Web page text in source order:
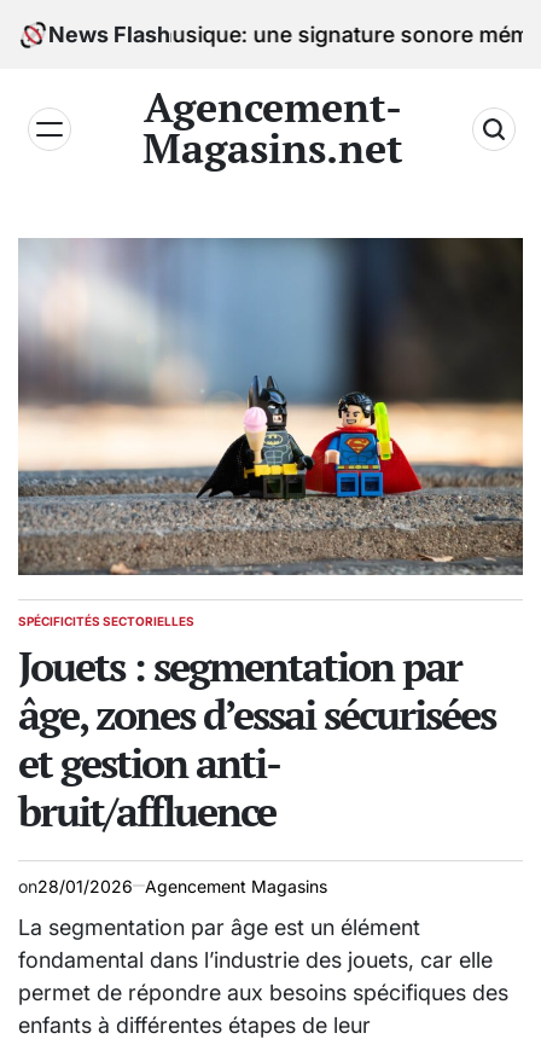
News Flash
la musique: une signature sonore mémorable
Agencement-
Magasins.net
POSTED
SPÉCIFICITÉS SECTORIELLES
Jouets : segmentation par
âge, zones d’essai sécurisées
et gestion anti-
bruit/affluence
on28/01/2026 Agencement Magasins
La segmentation par âge est un élément
fondamental dans l’industrie des jouets, car elle
permet de répondre aux besoins spécifiques des
enfants à différentes étapes de leur